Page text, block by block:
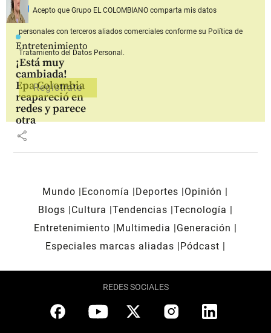
Entretenimiento
¡Está muy
cambiada!
Epa Colombia
reapareció en
redes y parece
otra
share
Acepto que Grupo EL COLOMBIANOcomparta mis datos
personales con terceros aliados comerciales conforme su Política de
Tratamiento del Datos Personal.
Mundo Economía Deportes
Opinión
Blogs
Cultura Tendencias Tecnología
Entretenimiento
Multimedia
Generación
Especiales marcas aliadas
Pódcast
REDES SOCIALES